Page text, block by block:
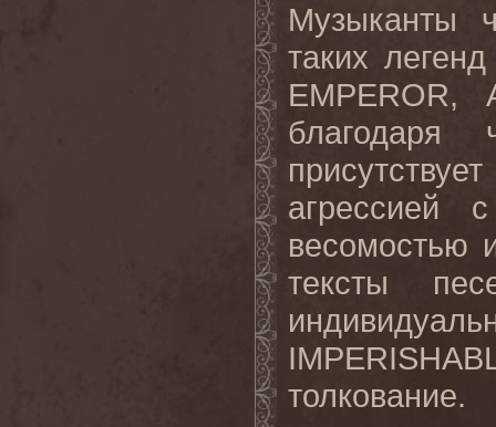
Музыканты
таких
EMPEROR,
агрессией
весомостью
тексты
толкование.